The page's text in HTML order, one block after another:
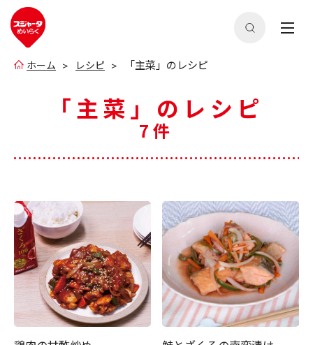
ホーム レシピ 「主菜」のレシピ
「主菜」のレシピ
7件